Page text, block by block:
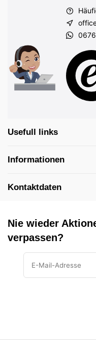
Usefull links
Informationen
Kontaktdaten
Nie wieder
verpassen?